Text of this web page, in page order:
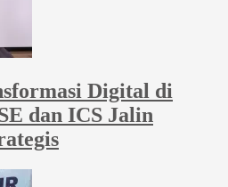
Digital di
dan ICS Jalin